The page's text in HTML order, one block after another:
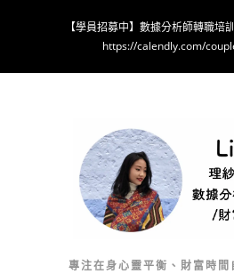
【學員招募中】數據分析師轉職培
https://calendly.com/
專注在身心靈平衡、財富時間